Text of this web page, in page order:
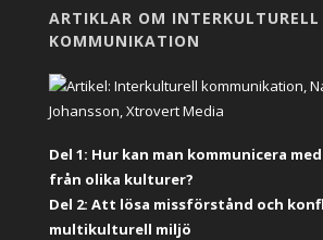
ARTIKLAR OM INTERKULTURELL
KOMMUNIKATION
Del 1: Hur kan man kommunicera
från olika kulturer?
Del 2: Att lösa missförstånd och
multikulturell miljö